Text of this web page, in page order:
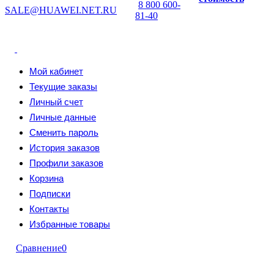
SALE@HUAWEI.NET.RU
8 800 600-
81-40
Мой кабинет
Текущие заказы
Личный счет
Личные данные
Сменить пароль
История заказов
Профили заказов
Корзина
Подписки
Контакты
Избранные товары
Сравнение0